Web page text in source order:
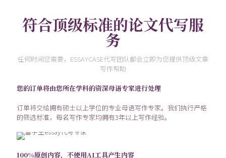
符合顶级标准的论文代写服
务
任何时间您需要，ESSAYCASE代写团队都会立即为您提供顶级文章
写作帮助
您的订单将由您所在学科的资深母语专家进行处理
订单将交给拥有硕士以上学位的专业母语写作专家。我们执行严格
的筛选标准，每名写作专家均拥有3年以上写作经验。
100%原创内容，不使用AI工具产生内容